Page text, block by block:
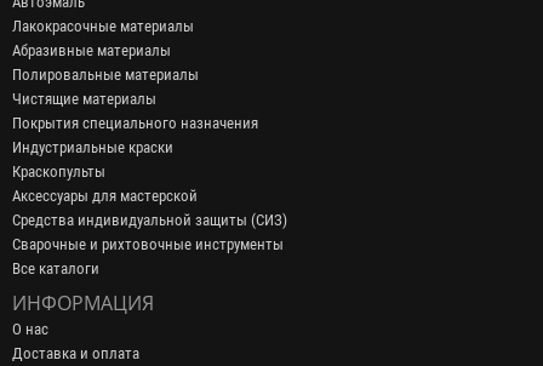
Лакокрасочные материалы
Абразивные материалы
Полировальные материалы
Чистящие материалы
Покрытия специального назначения
Индустриальные краски
Краскопульты
Аксессуары для мастерской
Средства индивидуальной защиты (СИЗ)
Сварочные и рихтовочные инструменты
Все каталоги
ИНФОРМАЦИЯ
О нас
Доставка и оплата